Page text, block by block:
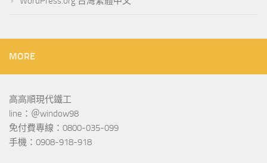
MORE
高高順現代鐵工
line：＠window98
免付費專線：0800-035-099
手機：0908-918-918